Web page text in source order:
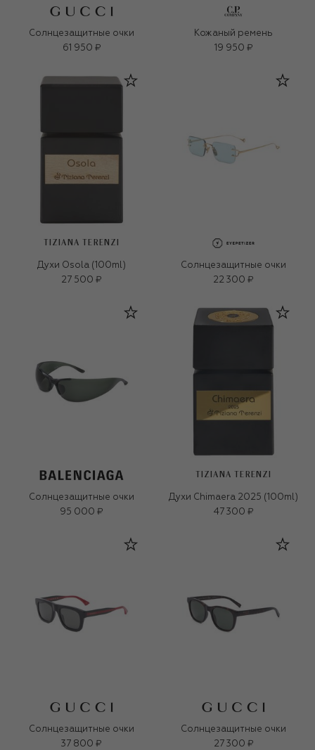
Солнцезащитные очки
61 950 ₽
Кожаный ремень
19 950 ₽
TIZIANA TERENZI
Духи Osola (100ml)
27 500 ₽
Солнцезащитные очки
22 300 ₽
Солнцезащитные очки
95 000 ₽
TIZIANA TERENZI
Духи Chimaera 2025 (100ml)
47 300 ₽
Солнцезащитные очки
37 800 ₽
Солнцезащитные очки
27 300 ₽